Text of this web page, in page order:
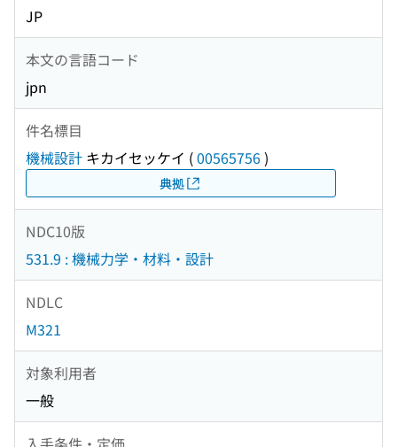
JP
本文の言語コード
jpn
件名標目
機械設計 キカイセッケイ (00565756)
典拠
NDC10版
531.9 : 機械力学・材料・設計
NDLC
M321
対象利用者
一般